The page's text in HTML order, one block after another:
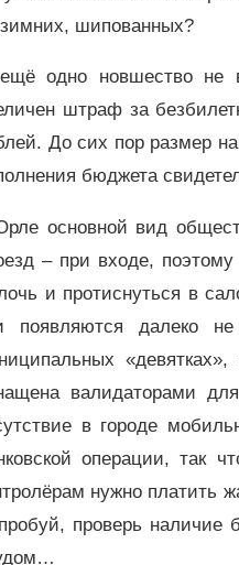
шипованных?
одно новшество не
штраф за
До сих пор размер
бюджета
основной вид
– при входе,
и протиснуться в
появляются далеко
валидаторами
в городе
операции, так
нужно платить
проверь наличие